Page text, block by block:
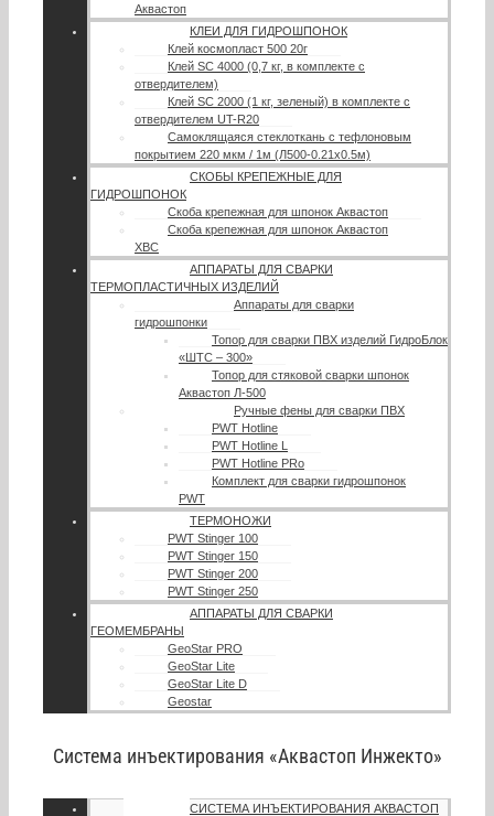
Аквастоп
КЛЕИ ДЛЯ ГИДРОШПОНОК
Клей космопласт 500 20г
Клей SC 4000 (0,7 кг, в комплекте с
отвердителем)
Клей SC 2000 (1 кг, зеленый) в комплекте с
отвердителем UT-R20
Самоклящаяся стеклоткань с тефлоновым
покрытием 220 мкм / 1м (Л500-0.21х0.5м)
СКОБЫ КРЕПЕЖНЫЕ ДЛЯ
ГИДРОШПОНОК
Скоба крепежная для шпонок Аквастоп
Скоба крепежная для шпонок Аквастоп
ХВС
АППАРАТЫ ДЛЯ СВАРКИ
ТЕРМОПЛАСТИЧНЫХ ИЗДЕЛИЙ
Аппараты для сварки
гидрошпонки
Топор для сварки ПВХ изделий ГидроБлок
«ШТС – 300»
Топор для стяковой сварки шпонок
Аквастоп Л-500
Ручные фены для сварки ПВХ
PWT Hotline
PWT Hotline L
PWT Hotline PRo
Комплект для сварки гидрошпонок
PWT
ТЕРМОНОЖИ
PWT Stinger 100
PWT Stinger 150
PWT Stinger 200
PWT Stinger 250
АППАРАТЫ ДЛЯ СВАРКИ
ГЕОМЕМБРАНЫ
GeoStar PRO
GeoStar Lite
GeoStar Lite D
Geostar
Система инъектирования «Аквастоп Инжекто»
СИСТЕМА ИНЪЕКТИРОВАНИЯ АКВАСТОП